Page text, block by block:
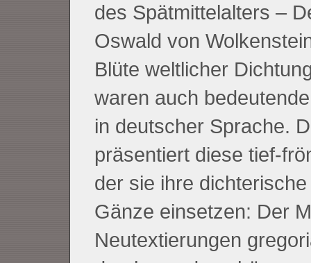
des Spätmittelalters –
Oswald von
Blüte weltlicher
waren auch
in deutscher Sprache.
präsentiert diese tief-
der sie ihre
Gänze einsetzen: Der
Neutextierungen